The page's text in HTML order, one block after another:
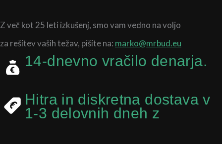
Z več kot 25 leti izkušenj, smo vam vedno na voljo
za rešitev vaših težav, pišite na: marko@mrbud.eu
14-dnevno vračilo denarja.
Hitra in diskretna dostava v
1-3 delovnih dneh z